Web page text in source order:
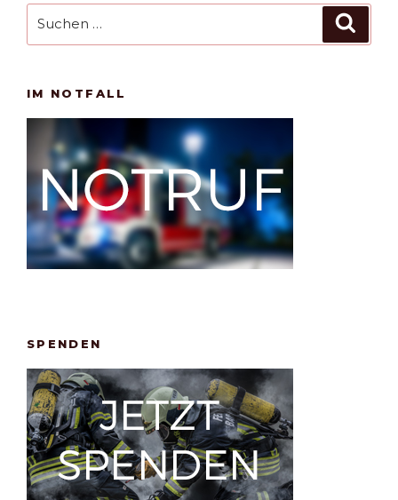
nach:
IM NOTFALL
SPENDEN